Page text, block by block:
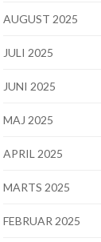
AUGUST 2025
JULI 2025
JUNI 2025
MAJ 2025
APRIL 2025
MARTS 2025
FEBRUAR 2025